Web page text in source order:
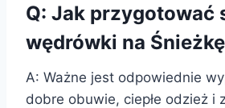
Q: Jak przygotować
wędrówki na
A: Ważne jest odpowiednie
dobre obuwie, ciepłe odzież i